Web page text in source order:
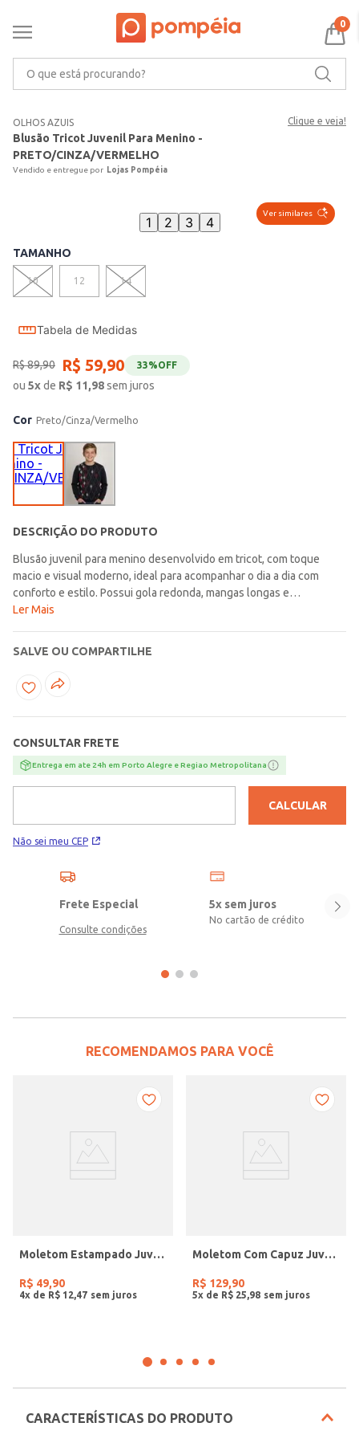
0
OLHOS AZUIS Clique e veja!
Blusão Tricot Juvenil Para Menino -
PRETO/CINZA/VERMELHO
Lojas Pompéia
Ver similares
1 2 3 4
TAMANHO
10 12 14
Tabela de Medidas
R$89,90 R$ 59,90 33%OFF
ou 5xde R$ 11,98sem juros
Cor Preto/Cinza/Vermelho
DESCRIÇÃO DO PRODUTO
Blusão juvenil para menino desenvolvido em tricot, com toque
macio e visual moderno, ideal para acompanhar o dia a dia com
conforto e estilo. Possui gola redonda, mangas longas e
acabamentos em pontos canelados que proporcionam ajuste
juvenil. Uma opção prática e cheia de charme, perfeita para compor
produções modernas e versáteis!\n\nTecido: Tricot\nComposição:
100% acrílico
Ler Mais
SALVE OU COMPARTILHE
CONSULTAR FRETE
Entrega em ate 24h em Porto Alegre e Regiao Metropolitana
Não sei meu CEP
CALCULAR
Frete Especial
Consulte condições
5x sem juros
No cartão de crédito
RECOMENDAMOS PARA VOCÊ
Moletom Estampado Juvenil Para Menina - ROSA
R$ 49,90
4x de R$ 12 47
Moletom Com Capuz Juvenil Para Menino - OFF WHITE
R$ 129,90
5x de R$ 25 98
CARACTERÍSTICAS DO PRODUTO